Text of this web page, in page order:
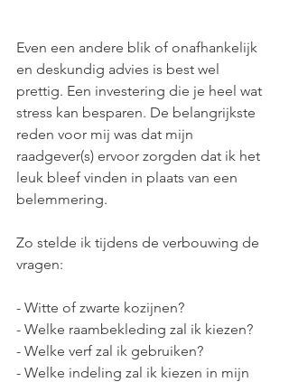
Even een andere blik of onafhankelijk
en deskundig advies is best wel
prettig. Een investering die je heel wat
stress kan besparen. De belangrijkste
reden voor mij was dat mijn
raadgever(s) ervoor zorgden dat ik het
leuk bleef vinden in plaats van een
belemmering.
Zo stelde ik tijdens de verbouwing de
vragen:
- Witte of zwarte kozijnen?
- Welke raambekleding zal ik kiezen?
- Welke verf zal ik gebruiken?
- Welke indeling zal ik kiezen in mijn